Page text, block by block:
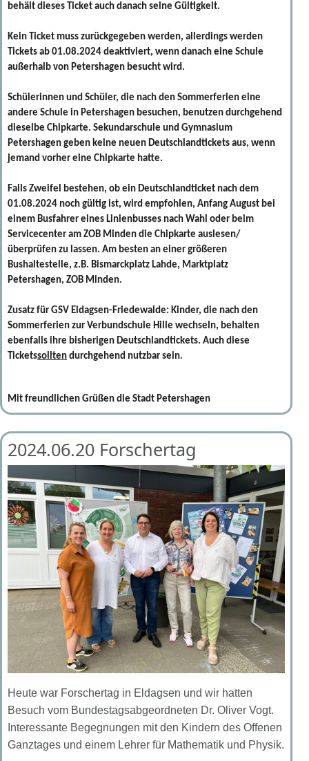
behält dieses Ticket auch danach seine Gültigkeit.
Kein Ticket muss zurückgegeben werden, allerdings werden
Tickets ab 01.08.2024 deaktiviert, wenn danach eine Schule
außerhalb von Petershagen besucht wird.
Schülerinnen und Schüler, die nach den Sommerferien eine
andere Schule in Petershagen besuchen, benutzen durchgehend
dieselbe Chipkarte. Sekundarschule und Gymnasium
Petershagen geben keine neuen Deutschlandtickets aus, wenn
jemand vorher eine Chipkarte hatte.
Falls Zweifel bestehen, ob ein Deutschlandticket nach dem
01.08.2024 noch gültig ist, wird empfohlen, Anfang August bei
einem Busfahrer eines Linienbusses nach Wahl oder beim
Servicecenter am ZOB Minden die Chipkarte auslesen/
überprüfen zu lassen. Am besten an einer größeren
Bushaltestelle, z.B. Bismarckplatz Lahde, Marktplatz
Petershagen, ZOB Minden.
Zusatz für GSV Eldagsen-Friedewalde: Kinder, die nach den
Sommerferien zur Verbundschule Hille wechseln, behalten
ebenfalls ihre bisherigen Deutschlandtickets. Auch diese
Ticketssollten durchgehend nutzbar sein.
Mit freundlichen Grüßen die Stadt Petershagen
2024.06.20 Forschertag
Heute war Forschertag in Eldagsen und wir hatten
Besuch vom Bundestagsabgeordneten Dr. Oliver Vogt.
Interessante Begegnungen mit den Kindern des Offenen
Ganztages und einem Lehrer für Mathematik und Physik.